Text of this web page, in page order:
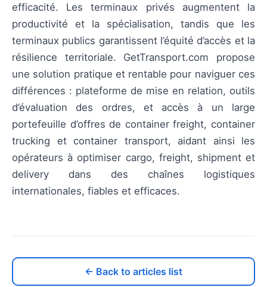
efficacité. Les terminaux privés augmentent la
productivité et la spécialisation, tandis que les
terminaux publics garantissent l’équité d’accès et la
résilience territoriale. GetTransport.com propose
une solution pratique et rentable pour naviguer ces
différences : plateforme de mise en relation, outils
d’évaluation des ordres, et accès à un large
portefeuille d’offres de container freight, container
trucking et container transport, aidant ainsi les
opérateurs à optimiser cargo, freight, shipment et
delivery dans des chaînes logistiques
internationales, fiables et efficaces.
← Back to articles list